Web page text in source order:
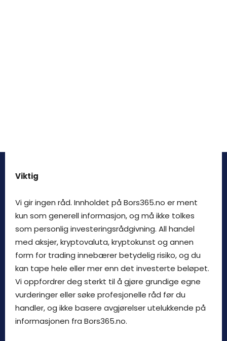
Viktig
Vi gir ingen råd. Innholdet på Bors365.no er ment
kun som generell informasjon, og må ikke tolkes
som personlig investeringsrådgivning. All handel
med aksjer, kryptovaluta, kryptokunst og annen
form for trading innebærer betydelig risiko, og du
kan tape hele eller mer enn det investerte beløpet.
Vi oppfordrer deg sterkt til å gjøre grundige egne
vurderinger eller søke profesjonelle råd før du
handler, og ikke basere avgjørelser utelukkende på
informasjonen fra Bors365.no.